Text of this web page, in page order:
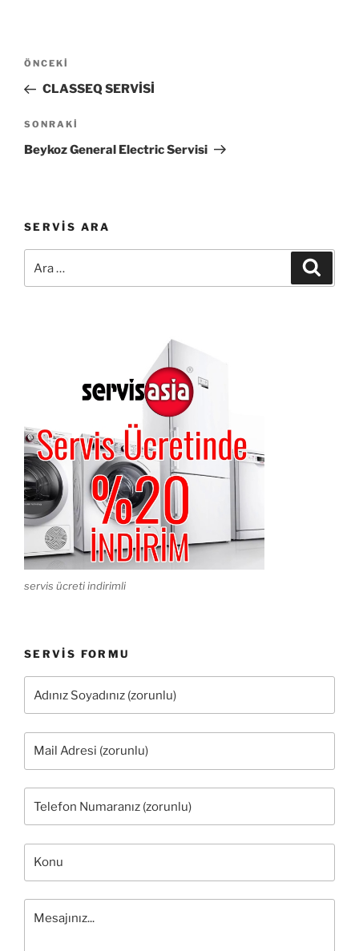
Yazı
Önceki
Yazı
ÖNCEKI
CLASSEQ SERVİSİ
Sonraki
Yazı
SONRAKI
Beykoz General Electric Servisi
SERVIS ARA
servis ücreti indirimli
SERVIS FORMU